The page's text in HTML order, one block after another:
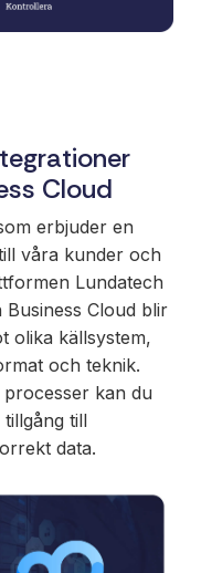
Cloud
erbjuder en
våra kunder och
Lundatech
Business Cloud blir
olika källsystem,
och teknik.
kan du
till
data.